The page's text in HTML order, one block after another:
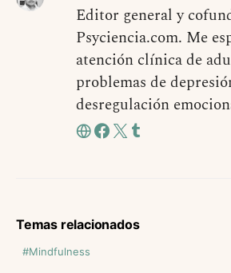
Editor general y
Psyciencia.com. Me
atención clínica de
problemas de
desregulación
Temas relacionados
Mindfulness